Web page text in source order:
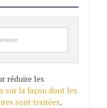
réduire les
sur la façon dont les
sont traitées.